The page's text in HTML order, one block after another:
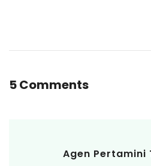
5 Comments
Agen Pertamini